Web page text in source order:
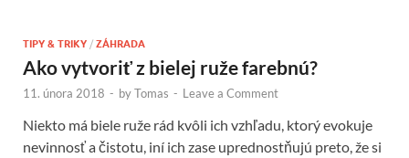
TIPY & TRIKY / ZÁHRADA
Ako vytvoriť z bielej ruže farebnú?
11. února 2018 - byTomas - Leave a Comment
Niekto má biele ruže rád kvôli ich vzhľadu, ktorý evokuje
nevinnosť a čistotu, iní ich zase uprednostňujú preto, že si